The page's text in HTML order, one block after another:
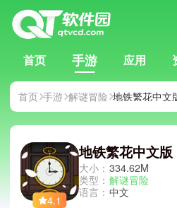
首页 手游 应用
首页 手游 解谜冒险 地铁繁花中文
4.1
地铁繁花中文版
大小： 334.62M
类型： 解谜冒险
语言： 中文